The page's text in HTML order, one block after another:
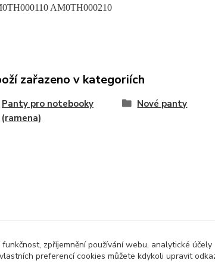
AM0TH000210
zařazeno v kategoriích
Panty pro notebooky
(ramena)
Nové panty
zpříjemnění používání webu, analytické
vlastních preferencí cookies můžete kdykoli upravit